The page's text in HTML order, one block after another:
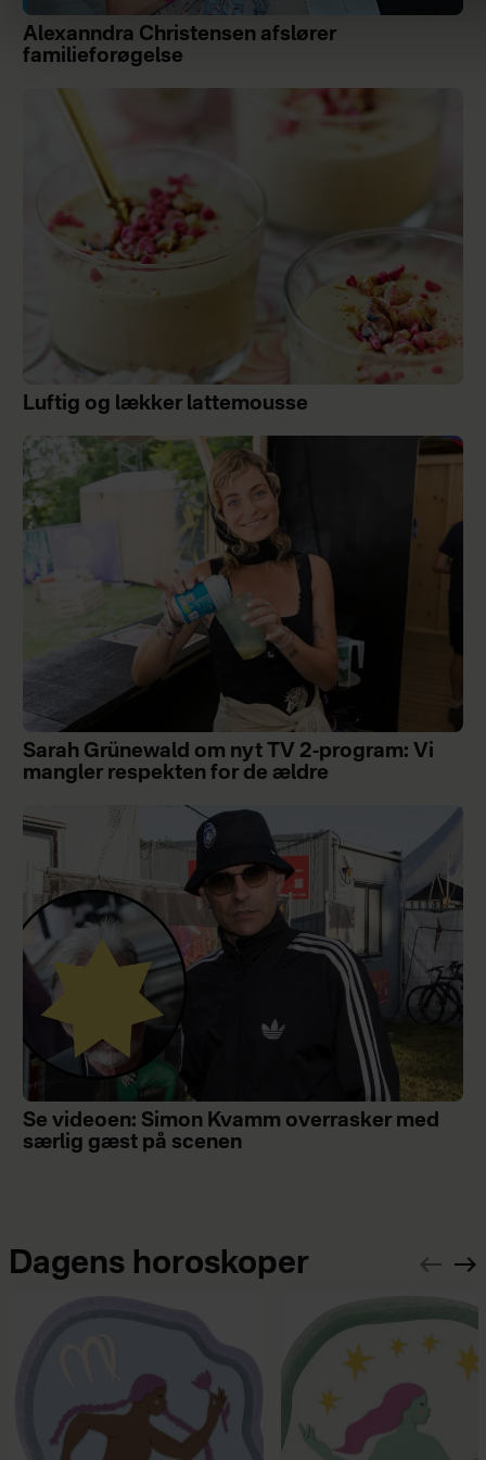
Alexanndra Christensen afslører
familieforøgelse
Luftig og lækker lattemousse
Sarah Grünewald om nyt TV 2-program: Vi
mangler respekten for de ældre
Se videoen: Simon Kvamm overrasker med
særlig gæst på scenen
Dagens horoskoper